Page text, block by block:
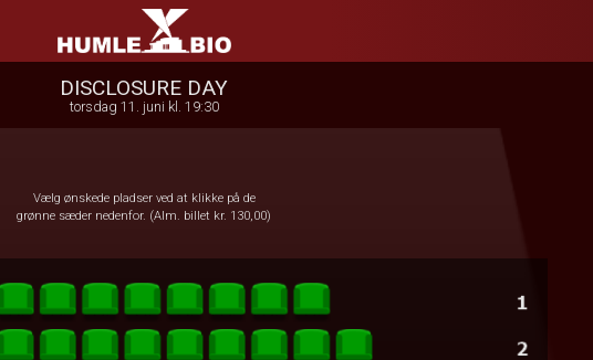
Humle Bio
DISCLOSURE DAY
torsdag 11. juni kl. 19:30
Vælg ønskede pladser ved at klikke på de
grønne sæder nedenfor. (Alm. billet kr. 130,00)
1step-front02 052120